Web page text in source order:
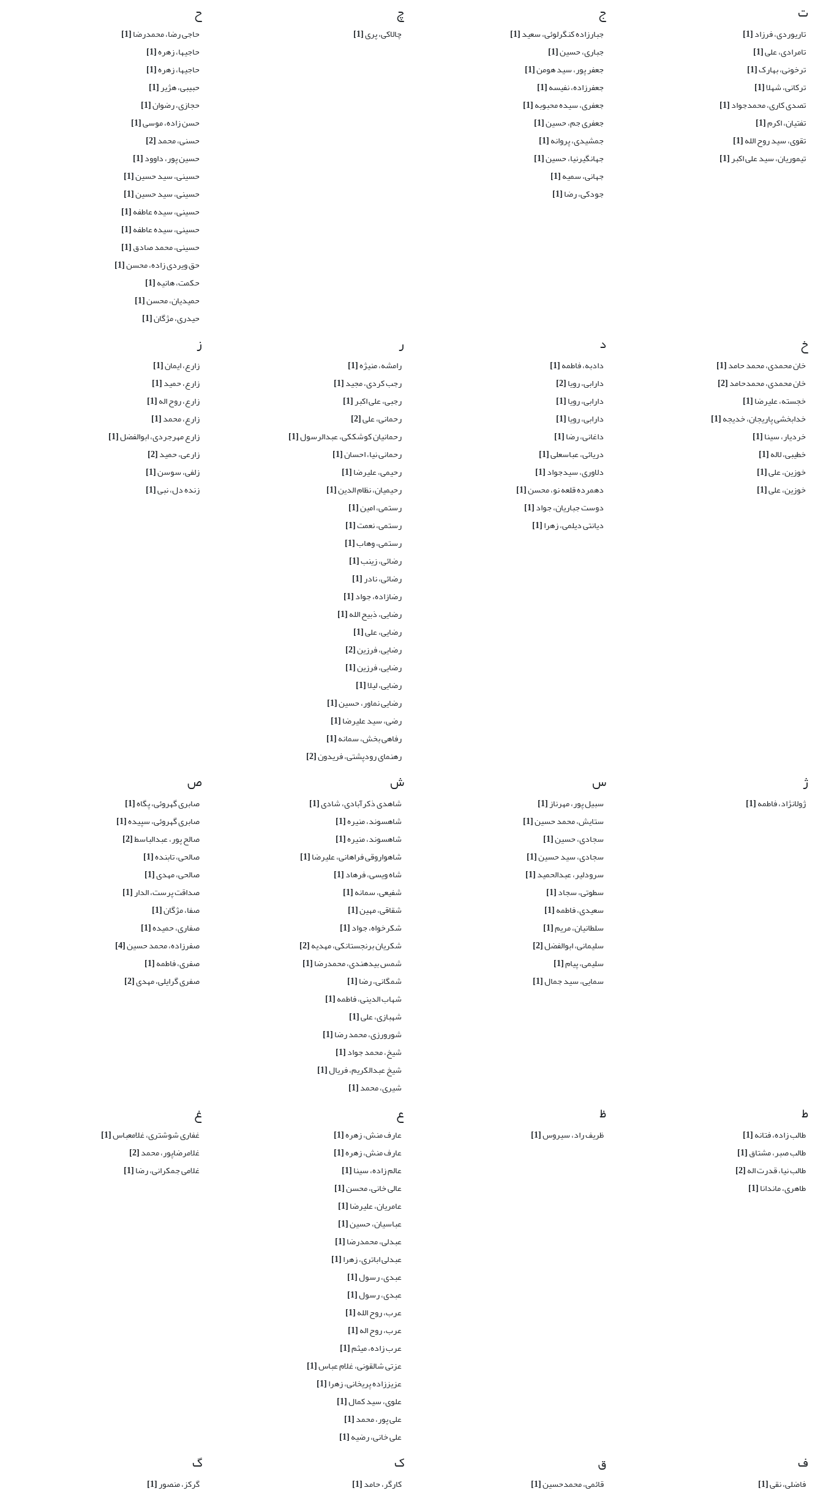
ت
تاریوردی، فرزاد[1]
تامرادی، علی[1]
ترخونی، بهارک[1]
ترکانی، شهلا[1]
تصدی کاری، محمدجواد[1]
تفتیان، اکرم[1]
تقوی، سید روح الله[1]
تیموریان، سید علی اکبر[1]
ج
جبارزاده کنگرلوئی، سعید[1]
جباری، حسین[1]
جعفر پور، سید هومن[1]
جعفرزاده، نفیسه[1]
جعفری، سیده محبوبه[1]
جعفری جم، حسین[1]
جمشیدی، پروانه[1]
جهانگیرنیا، حسین[1]
جهانی، سمیه[1]
جودکی، رضا[1]
چ
چالاکی، پری[1]
ح
حاجی رضا، محمدرضا[1]
حاجیها، زهره[1]
حاجیها، زهره[1]
حبیبی، هژیر[1]
حجازی، رضوان[1]
حسن زاده، موسی[1]
حسنی، محمد[2]
حسین پور، داوود[1]
حسینی، سید حسین[1]
حسینی، سید حسین[1]
حسینی، سیده عاطفه[1]
حسینی، سیده عاطفه[1]
حسینی، محمد صادق[1]
حق ویردی زاده، محسن[1]
حکمت، هانیه[1]
حمیدیان، محسن[1]
حیدری، مژگان[1]
خ
خان محمدی، محمد حامد[1]
خان محمدی، محمدحامد[2]
خجسته، علیرضا[1]
خدابخشی پاریجان، خدیجه[1]
خردیار، سینا[1]
خطیبی، لاله[1]
خوزین، علی[1]
خوزین، علی[1]
د
دادبه، فاطمه[1]
دارابی، رویا[2]
دارابی، رویا[1]
دارابی، رویا[1]
داغانی، رضا[1]
دریائی، عباسعلی[1]
دلاوری، سیدجواد[1]
دهمرده قلعه نو، محسن[1]
دوست جباریان، جواد[1]
دیانتی دیلمی، زهرا[1]
ر
رامشه، منیژه[1]
رجب کردی، مجید[1]
رجبی، علی اکبر[1]
رحمانی، علی[2]
رحمانیان کوشککی، عبدالرسول[1]
رحمانی نیا، احسان[1]
رحیمی، علیرضا[1]
رحیمیان، نظام الدین[1]
رستمی، امین[1]
رستمی، نعمت[1]
رستمی، وهاب[1]
رضائی، زینب[1]
رضائی، نادر[1]
رضازاده، جواد[1]
رضایی، ذبیح الله[1]
رضایی، علی[1]
رضایی، فرزین[2]
رضایی، فرزین[1]
رضایی، لیلا[1]
رضایی نماور، حسین[1]
رضی، سید علیرضا[1]
رفاهی بخش، سمانه[1]
رهنمای رودپشتی، فریدون[2]
ز
زارع، ایمان[1]
زارع، حمید[1]
زارع، روح اله[1]
زارع، محمد[1]
زارع مهرجردی، ابوالفضل[1]
زارعی، حمید[2]
زلفی، سوسن[1]
زنده دل، نبی[1]
ژ
ژولانژاد، فاطمه[1]
س
سبیل پور، مهرناز[1]
ستایش، محمد حسین[1]
سجادی، حسین[1]
سجادی، سید حسین[1]
سرودلیر، عبدالحمید[1]
سطوتی، سجاد[1]
سعیدی، فاطمه[1]
سلطانیان، مریم[1]
سلیمانی، ابوالفضل[2]
سلیمی، پیام[1]
سمایی، سید جمال[1]
ش
شاهدی ذکرآبادی، شادی[1]
شاهسوند، منیره[1]
شاهسوند، منیره[1]
شاهواروقی فراهانی، علیرضا[1]
شاه ویسی، فرهاد[1]
شفیعی، سمانه[1]
شقاقی، مهین[1]
شکرخواه، جواد[1]
شکریان برنجستانکی، مهدیه[2]
شمس بیدهندی، محمدرضا[1]
شمگانی، رضا[1]
شهاب الدینی، فاطمه[1]
شهبازی، علی[1]
شورورزی، محمد رضا[1]
شیخ، محمد جواد[1]
شیخ عبدالکریم، فریال[1]
شیری، محمد[1]
ص
صابری گهروئی، پگاه[1]
صابری گهروئی، سپیده[1]
صالح پور، عبدالباسط[2]
صالحی، تابنده[1]
صالحی، مهدی[1]
صداقت پرست، الدار[1]
صفا، مژگان[1]
صفاری، حمیده[1]
صفرزاده، محمد حسین[4]
صفری، فاطمه[1]
صفری گرایلی، مهدی[2]
ط
طالب زاده، فتانه[1]
طالب صبر، مشتاق[1]
طالب نیا، قدرت اله[2]
طاهری، ماندانا[1]
ظ
ظریف راد، سیروس[1]
ع
عارف منش، زهره[1]
عارف منش، زهره[1]
عالم زاده، سینا[1]
عالی خانی، محسن[1]
عامریان، علیرضا[1]
عباسیان، حسین[1]
عبدلی، محمدرضا[1]
عبدلی اباتری، زهرا[1]
عبدی، رسول[1]
عبدی، رسول[1]
عرب، روح الله[1]
عرب، روح اله[1]
عرب زاده، میثم[1]
عزتی شالقونی، غلام عباس[1]
عزیززاده پریخانی، زهرا[1]
علوی، سید کمال[1]
علی پور، محمد[1]
علی خانی، رضیه[1]
غ
غفاری شوشتری، غلامعباس[1]
غلامرضاپور، محمد[2]
غلامی جمکرانی، رضا[1]
ف
فاضلی، نقی[1]
ق
قائمی، محمدحسین[1]
ک
کارگر، حامد[1]
گ
گرکز، منصور[1]